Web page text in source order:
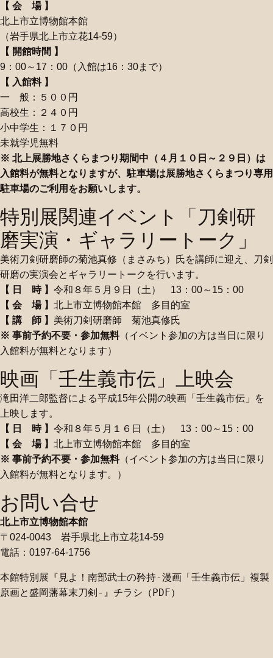
【 会 場 】
北上市立博物館本館
（岩手県北上市立花14-59）
【 開館時間 】
9：00～17：00（入館は16：30まで）
【 入館料 】
一 般：５００円
高校生：２４０円
小中学生：１７０円
未就学児無料
※ 北上展勝地さくらまつり期間中（４月１０日～２９日）は
入館料が無料となりますが、駐車場は展勝地さくらまつり専用
駐車場のご利用をお願いします。
特別展関連イベント「刀剣研
磨実演・ギャラリートーク」
美術刀剣研磨師の菊池真修（まさみち）氏を講師に迎え、刀剣
研磨の実演会とギャラリートークを行います。
【 日 時 】 令和８年５月９日（土） 13：00～15：00
【 会 場 】 北上市立博物館本館 多目的室
【 講 師 】 美術刀剣研磨師 菊池真修氏
※ 事前予約不要・参加無料（イベント参加の方は当日に限り
入館料が無料となります）
映画「壬生義市伝」上映会
滝田洋二郎監督による平成15年公開の映画「壬生義市伝」を
上映します。
【 日 時 】 令和８年５月１６日（土） 13：00～15：00
【 会 場 】 北上市立博物館本館 多目的室
※ 事前予約不要・参加無料（イベント参加の方は当日に限り
入館料が無料となります。）
お問い合せ
北上市立博物館本館
〒024-0043 岩手県北上市立花14-59
電話：0197-64-1756
本館特別展『見よ！南部武士の矜持-漫画「壬生義市伝」複製
原画と盛岡藩幕末刀剣-』チラシ（PDF）